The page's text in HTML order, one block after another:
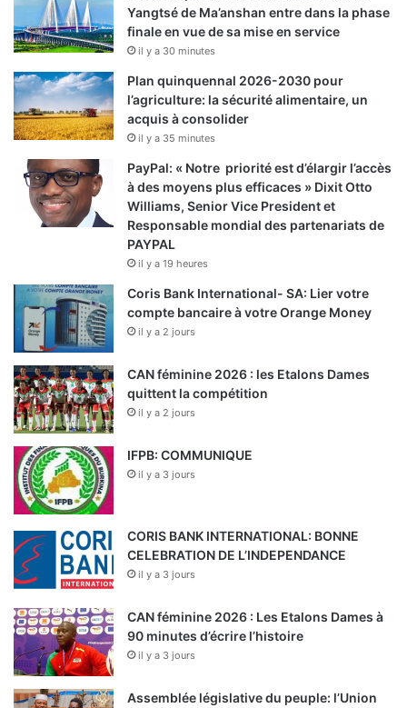
Yangtsé de Ma’anshan entre dans la phase
finale en vue de sa mise en service
il y a 30 minutes
Plan quinquennal 2026-2030 pour
l’agriculture: la sécurité alimentaire, un
acquis à consolider
il y a 35 minutes
PayPal: « Notre priorité est d’élargir l’accès
à des moyens plus efficaces » Dixit Otto
Williams, Senior Vice President et
Responsable mondial des partenariats de
PAYPAL
il y a 19 heures
Coris Bank International- SA: Lier votre
compte bancaire à votre Orange Money
il y a 2 jours
CAN féminine 2026 : les Etalons Dames
quittent la compétition
il y a 2 jours
IFPB: COMMUNIQUE
il y a 3 jours
CORIS BANK INTERNATIONAL: BONNE
CELEBRATION DE L’INDEPENDANCE
il y a 3 jours
CAN féminine 2026 : Les Etalons Dames à
90 minutes d’écrire l’histoire
il y a 3 jours
Assemblée législative du peuple: l’Union